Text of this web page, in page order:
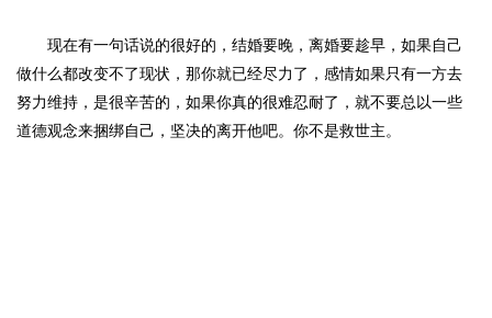
现在有一句话说的很好的， 结婚要晚，离婚要趁早 ，如果自己
做什么都改变不了现状，那你就已经尽力了，感情如果只有一方去
努力维持，是很辛苦的，如果你真的很难忍耐了，就不要总以一些
道德观念来捆绑自己，坚决的离开他吧。你不是救世主。